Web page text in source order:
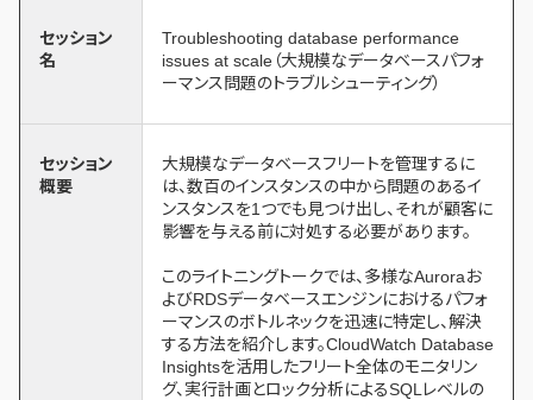
セッション
名
Troubleshooting database performance
issues at scale（大規模なデータベースパフォ
ーマンス問題のトラブルシューティング）
セッション
概要
大規模なデータベースフリートを管理するに
は、数百のインスタンスの中から問題のあるイ
ンスタンスを1つでも見つけ出し、それが顧客に
影響を与える前に対処する必要があります。
このライトニングトークでは、多様なAuroraお
よびRDSデータベースエンジンにおけるパフォ
ーマンスのボトルネックを迅速に特定し、解決
する方法を紹介します。CloudWatch Database
Insightsを活用したフリート全体のモニタリン
グ、実行計画とロック分析によるSQLレベルの